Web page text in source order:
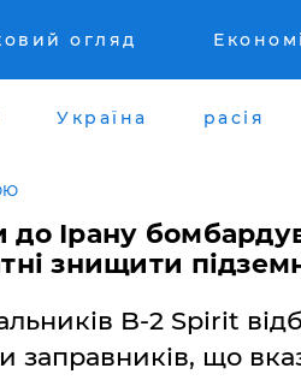
огляд
Україна расія
Ірану
знищити
B-2 Spirit
заправників, що